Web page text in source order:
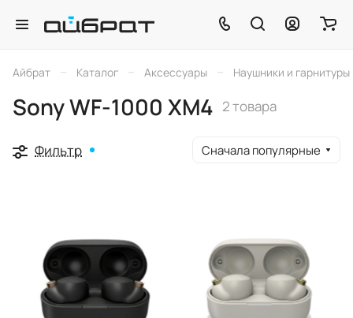
Айбрат – Каталог – Аксессуары – Наушники и гарнитуры
Sony WF-1000 XM4 2 товара
Фильтр Сначала популярные